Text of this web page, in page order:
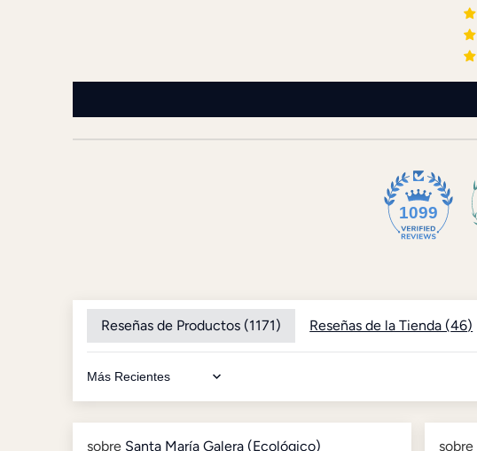
1099
Reseñas de Productos (1171) Reseñas de la Tienda (46)
Sort by
Santa María Galera (Ecológico)